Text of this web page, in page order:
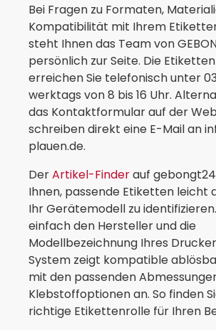
Bei Fragen zu Formaten,
Kompatibilität mit Ihrem
steht Ihnen das Team von
persönlich zur Seite. Die
erreichen Sie telefonisch unter
werktags von 8 bis 16 Uhr.
das Kontaktformular auf der
schreiben direkt eine E-Mail an
plauen.de.
DerArtikel-Finderauf
Ihnen, passende Etiketten leicht
Ihr Gerätemodell zu
einfach den Hersteller und die
Modellbezeichnung Ihres
System zeigt kompatible
mit den passenden
Klebstoffoptionen an. So finden
richtige Etikettenrolle für Ihren